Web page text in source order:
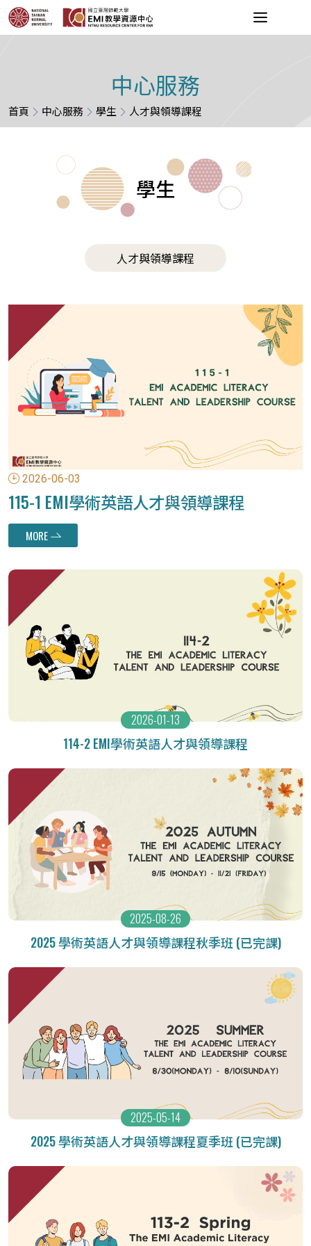
中心服務
首頁 中心服務 學生 人才與領導課程
學生
人才與領導課程
2026-06-03
115-1 EMI學術英語人才與領導課程
MORE
2026-01-13
114-2 EMI學術英語人才與領導課程
2025-08-26
2025 學術英語人才與領導課程秋季班 (已完課)
2025-05-14
2025 學術英語人才與領導課程夏季班 (已完課)